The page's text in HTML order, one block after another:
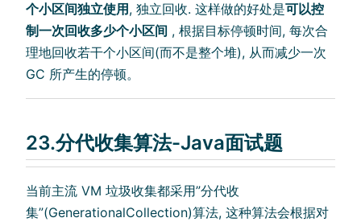
个小区间独立使用 , 独立回收. 这样做的好处是可以控
制一次回收多少个小区间 , 根据目标停顿时间, 每次合
理地回收若干个小区间(而不是整个堆), 从而减少一次
GC 所产生的停顿。
23.分代收集算法-Java面试题
当前主流 VM 垃圾收集都采用”分代收
集”(GenerationalCollection)算法, 这种算法会根据对